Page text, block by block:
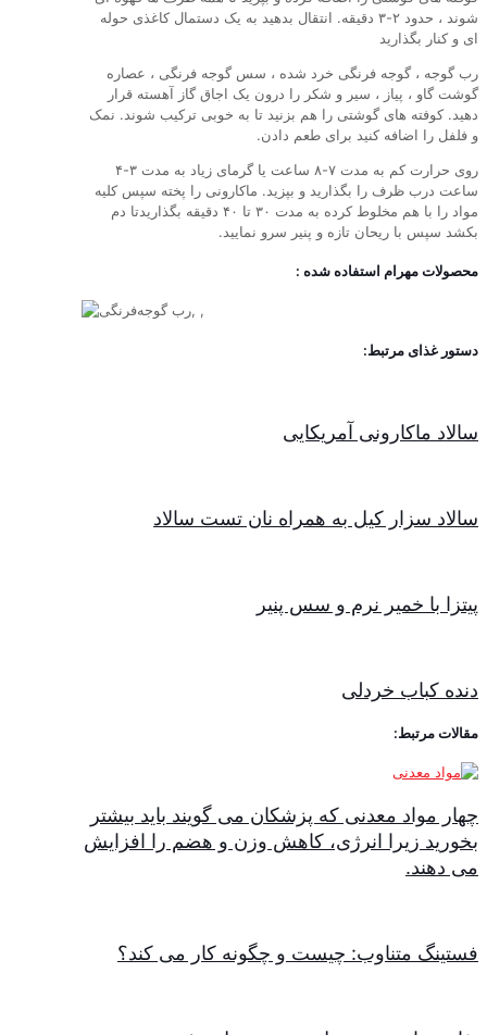
شوند ، حدود ۲-۳ دقیقه. انتقال بدهید به یک دستمال کاغذی حوله
ای و کنار بگذارید
رب گوجه ، گوجه فرنگی خرد شده ، سس گوجه فرنگی ، عصاره
گوشت گاو ، پیاز ، سیر و شکر را درون یک اجاق گاز آهسته قرار
دهید. کوفته های گوشتی را هم بزنید تا به خوبی ترکیب شوند. نمک
و فلفل را اضافه کنید برای طعم دادن.
روی حرارت کم به مدت ۷-۸ ساعت یا گرمای زیاد به مدت ۳-۴
ساعت درب ظرف را بگذارید و بپزید. ماکارونی را پخته سپس کلیه
مواد را با هم مخلوط کرده به مدت ۳۰ تا ۴۰ دقیقه بگذاریدتا دم
بکشد سپس با ریحان تازه و پنیر سرو نمایید.
محصولات مهرام استفاده شده :
, ,
دستور غذای مرتبط:
سالاد ماکارونی آمریکایی
سالاد سزار کیل به همراه نان تست سالاد
پیتزا با خمیر نرم و سس پنیر
دنده کباب خردلی
مقالات مرتبط:
چهار مواد معدنی که پزشکان می گویند باید بیشتر
بخورید زیرا انرژی، کاهش وزن و هضم را افزایش
می دهند.
فستینگ متناوب: چیست و چگونه کار می کند؟